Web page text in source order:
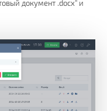
документ .docx" и